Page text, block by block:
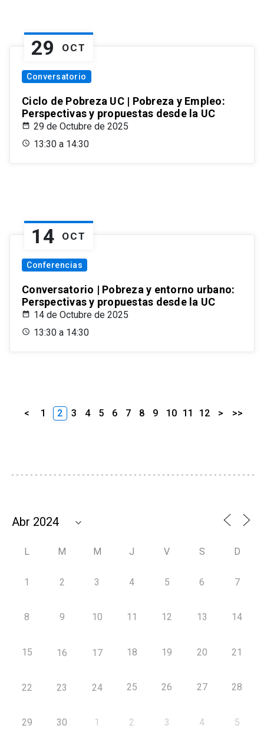
29 OCT
Conversatorio
Ciclo de Pobreza UC | Pobreza y Empleo:
Perspectivas y propuestas desde la UC
29 de Octubre de 2025
13:30 a 14:30
14 OCT
Conferencias
Conversatorio | Pobreza y entorno urbano:
Perspectivas y propuestas desde la UC
14 de Octubre de 2025
13:30 a 14:30
< 1 2 3 4 5 6 7 8 9 10 11 12 > >>
L M M J V S D
1 2 3 4 5 6 7
8 9 10 11 12 13 14
15 16 17 18 19 20 21
22 23 24 25 26 27 28
29 30 1 2 3 4 5